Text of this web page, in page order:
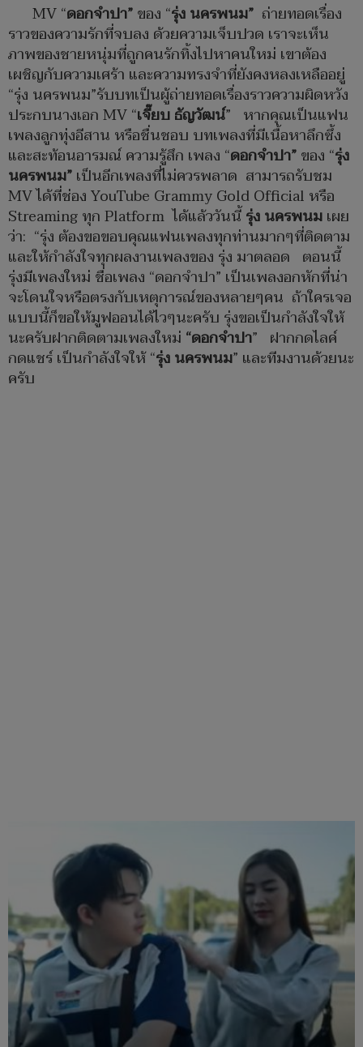
MV “ดอกจำปา”ของ “รุ่ง นครพนม” ถ่ายทอดเรื่อง
ราวของความรักที่จบลง ด้วยความเจ็บปวด เราจะเห็น
ภาพของชายหนุ่มที่ถูกคนรักทิ้งไปหาคนใหม่ เขาต้อง
เผชิญกับความเศร้า และความทรงจำที่ยังคงหลงเหลืออยู่
“รุ่ง นครพนม”รับบทเป็นผู้ถ่ายทอดเรื่องราวความผิดหวัง
ประกบนางเอก MV “เจี๊ยบ ธัญวัฒน์” หากคุณเป็นแฟน
เพลงลูกทุ่งอีสาน หรือชื่นชอบ บทเพลงที่มีเนื้อหาลึกซึ้ง
และสะท้อนอารมณ์ ความรู้สึก เพลง “ดอกจำปา”ของ “รุ่ง
นครพนม”เป็นอีกเพลงที่ไม่ควรพลาด สามารถรับชม
MV ได้ที่ช่อง YouTube Grammy Gold Official หรือ
Streaming ทุก Platform ได้แล้ววันนี้รุ่ง นครพนมเผย
ว่า: “รุ่ง ต้องขอขอบคุณแฟนเพลงทุกท่านมากๆที่ติดตาม
และให้กำลังใจทุกผลงานเพลงของ รุ่ง มาตลอด ตอนนี้
รุ่งมีเพลงใหม่ ชื่อเพลง “ดอกจำปา” เป็นเพลงอกหักที่น่า
จะโดนใจหรือตรงกับเหตุการณ์ของหลายๆคน ถ้าใครเจอ
แบบนี้ก็ขอให้มูฟออนได้ไวๆนะครับ รุ่งขอเป็นกำลังใจให้
นะครับฝากติดตามเพลงใหม่ “ดอกจำปา” ฝากกดไลค์
กดแชร์ เป็นกำลังใจให้ “รุ่ง นครพนม” และทีมงานด้วยนะ
ครับ